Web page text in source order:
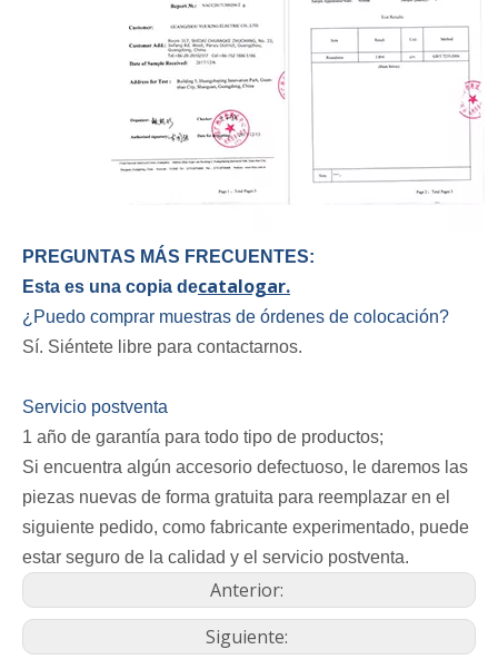
PREGUNTAS MÁS FRECUENTES:
Esta es una copia decatalogar.
¿Puedo comprar muestras de órdenes de colocación?
Sí. Siéntete libre para contactarnos.
Servicio postventa
1 año de garantía para todo tipo de productos;
Si encuentra algún accesorio defectuoso, le daremos las
piezas nuevas de forma gratuita para reemplazar en el
siguiente pedido, como fabricante experimentado, puede
estar seguro de la calidad y el servicio postventa.
Anterior:
Siguiente: